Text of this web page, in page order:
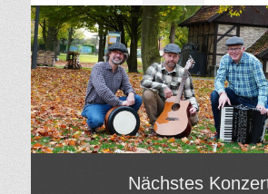
Nächstes Konzert